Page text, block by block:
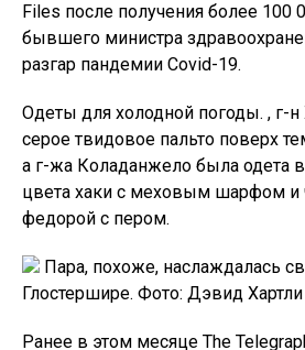
Files после получения более 100
бывшего министра
разгар пандемии Covid-19.
Одеты для холодной погоды. , г-
серое твидовое пальто поверх
а г-жа Коладанжело была одета в
цвета хаки с меховым шарфом и
федорой с пером.
Пара, похоже, наслаждалась
Глостершире. Фото: Дэвид Хартли
Ранее в этом месяце The